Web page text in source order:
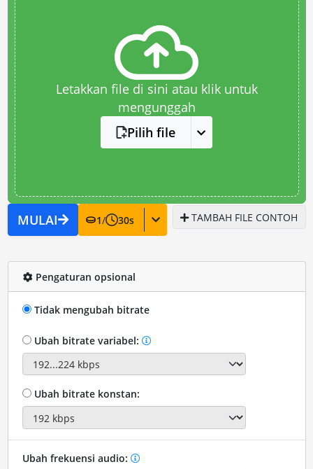
Letakkan file di sini atau klik untuk
mengunggah
Pilih file
MULAI 1/ 30s TAMBAH FILE CONTOH
Pengaturan opsional
Tidak mengubah bitrate
Ubah bitrate variabel:
Ubah bitrate konstan:
Ubah frekuensi audio: